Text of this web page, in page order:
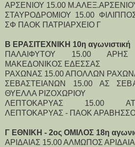
ΑΡΣΕΝΙΟΥ 15.00
ΣΤΑΥΡΟΔΡΟΜΙΟΥ 15.00
ΣΦ ΠΑΟΚ ΠΑΤΡΙΑΡΧΕΙΟ Γ
Β ΕΡΑΣΙΤΕΧΝΙΚΗ 10η αγωνιστική
ΠΑΛΑΙΦΥΤΟΥ 15.00
ΜΑΚΕΔΟΝΙΚΟΣ ΕΔΕΣΣΑΣ
ΡΑΧΩΝΑΣ 15.00 ΑΠΟΛΛΩΝ
ΣΕΒΑΣΤΕΙΑΝΩΝ 15.00 ΑΣ
ΘΥΕΛΛΑ ΡΙΖΟΧΩΡΙΟΥ
ΛΕΠΤΟΚΑΡΥΑΣ 15.00
ΛΕΠΤΟΚΑΡΥΑΣ - ΠΑΟΚ
Γ ΕΘΝΙΚΗ - 2ος ΟΜΙΛΟΣ 18η
ΑΡΙΔΑΙΑΣ 15.00 ΑΛΜΩΠΟΣ